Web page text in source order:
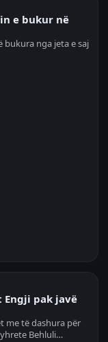
e bukur në
bukura nga jeta e saj
Engji pak javë
me të dashura për
Behluli…